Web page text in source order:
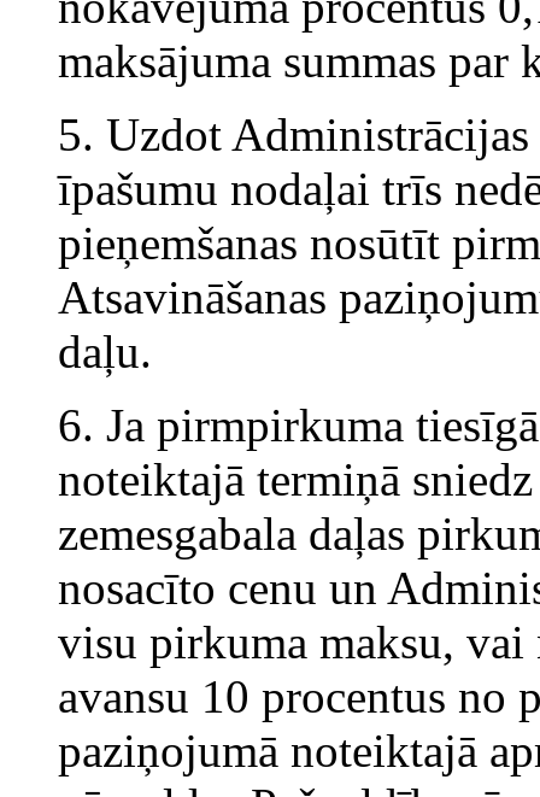
maksājuma summas par
5. Uzdot Administrācijas
īpašumu nodaļai trīs
pieņemšanas nosūtīt
Atsavināšanas
daļu.
6. Ja pirmpirkuma
noteiktajā termiņā
zemesgabala daļas
nosacīto cenu un
visu pirkuma maksu, vai
avansu 10 procentus no
paziņojumā noteiktajā